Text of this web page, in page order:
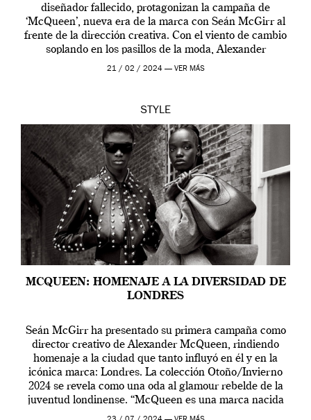
diseñador fallecido, protagonizan la campaña de
‘McQueen’, nueva era de la marca con Seán McGirr al
frente de la dirección creativa. Con el viento de cambio
soplando en los pasillos de la moda, Alexander
McQueen se prepara para una […]
21 / 02 / 2024 — VER MÁS
STYLE
MCQUEEN: HOMENAJE A LA DIVERSIDAD DE
LONDRES
Seán McGirr ha presentado su primera campaña como
director creativo de Alexander McQueen, rindiendo
homenaje a la ciudad que tanto influyó en él y en la
icónica marca: Londres. La colección Otoño/Invierno
2024 se revela como una oda al glamour rebelde de la
juventud londinense. “McQueen es una marca nacida
en Londres y siempre ha […]